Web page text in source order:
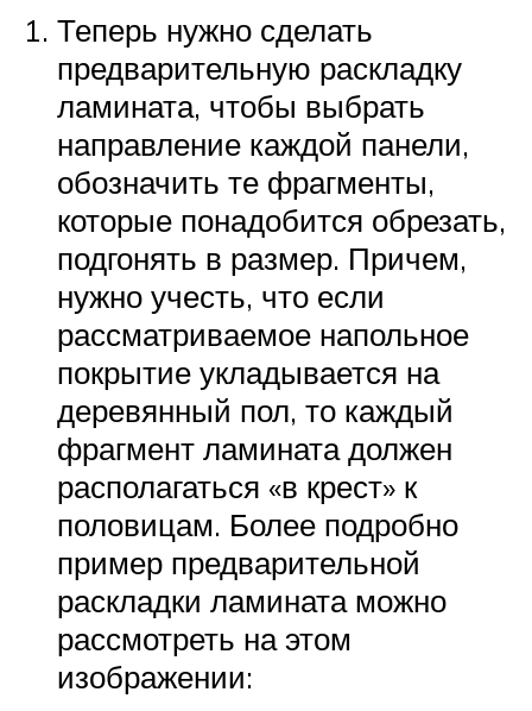
Теперь нужно сделать
предварительную раскладку
ламината, чтобы выбрать
направление каждой панели,
обозначить те фрагменты,
которые понадобится обрезать,
подгонять в размер. Причем,
нужно учесть, что если
рассматриваемое напольное
покрытие укладывается на
деревянный пол, то каждый
фрагмент ламината должен
располагаться «в крест» к
половицам. Более подробно
пример предварительной
раскладки ламината можно
рассмотреть на этом
изображении: